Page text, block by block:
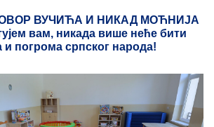
ВУЧИЋА И НИКАД МОЋНИЈА
вам, никада више неће бити
и погрома српског народа!